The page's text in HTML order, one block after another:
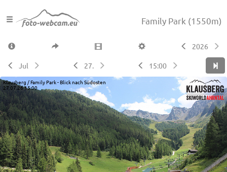
Family Park (1550m)
2026
Jul 27. 15:00
Klausberg / Family Park - Blick nach Südosten
27.07.26 15:00